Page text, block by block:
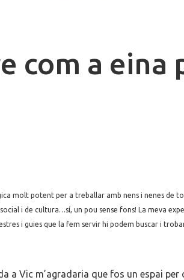
com a eina
molt potent per a treballar amb nens i nenes de
i de cultura…sí, un pou sense fons! La meva
i guies que la fem servir hi podem buscar i
a Vic m’agradaria que fos un espai